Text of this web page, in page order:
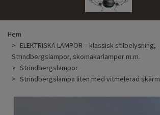
Hem
ELEKTRISKA LAMPOR – klassisk stilbelysning,
Strindbergslampor, skomakarlampor m.m.
Strindbergslampor
Strindbergslampa liten med vitmelerad skärm